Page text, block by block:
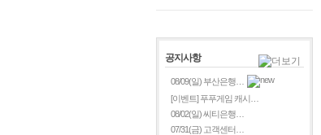
공지사항
08/09(일) 부산은행…
[이벤트] 푸푸게임 캐시…
08/02(일) 씨티은행…
07/31(금) 고객센터…